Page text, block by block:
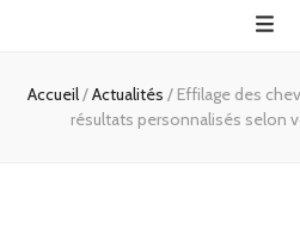
Accueil/Actualités / Effilage des
résultats personnalisés selon